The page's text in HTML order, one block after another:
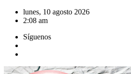
Saltar
lunes, 10 agosto 2026
2:08 am
Síguenos